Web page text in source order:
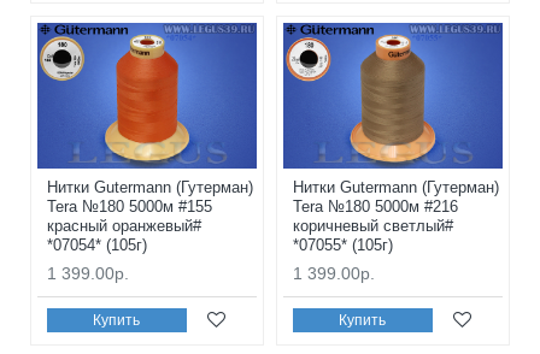
Нитки Gutermann (Гутерман)
Tera №180 5000м #155
красный оранжевый#
*07054* (105г)
1 399.00р.
Купить
Нитки Gutermann (Гутерман)
Tera №180 5000м #216
коричневый светлый#
*07055* (105г)
1 399.00р.
Купить